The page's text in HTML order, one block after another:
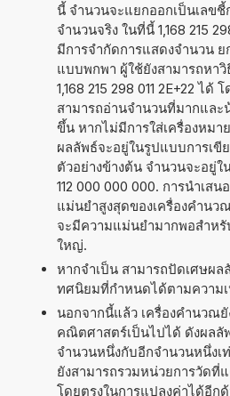
นี้ จำนวนจะแยกออกเป็นเลขชี้
จำนวนจริง ในที่นี้ 1,168 215
มีการจำกัดการแสดงจำนวน
แบบพกพา ผู้ใช้ยังสามารถหา
1,168 215 298 011 2E+22 ได้
สามารถอ่านจำนวนที่มากและ
ขึ้น หากไม่มีการใส่เครื่องหม
ผลลัพธ์จะอยู่ในรูปแบบการเขี
ตัวอย่างข้างต้น จำนวนจะอยู่ใ
112 000 000 000. การนำเส
แม่นยำสูงสุดของเครื่องคำน
จะมีความแม่นยำมากพอสำหรั
ใหญ่.
หากจำเป็น สามารถปัดเศษผ
ทศนิยมที่กำหนดได้ตามความ
นอกจากนี้แล้ว เครื่องคำนวณ
คณิตศาสตร์เป็นไปได้ ดังผลลั
จำนวนหนึ่งกับอีกจำนวนหนึ่ง
ยังสามารถรวมหน่วยการวัดที่
โดยตรงในการแปลงค่าได้อีก